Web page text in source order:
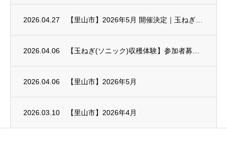
2026.04.27
2026.04.06
2026.04.06 【里山市】2026年5月
2026.03.10 【里山市】2026年4月